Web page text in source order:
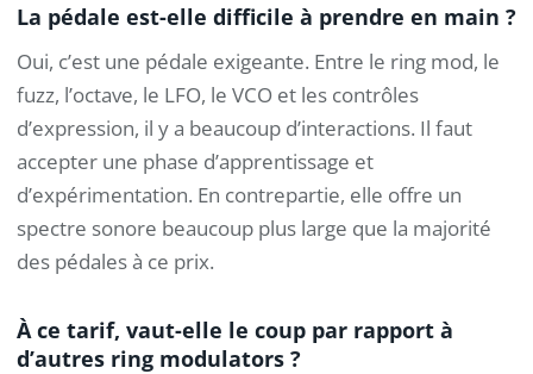
La pédale est-elle difficile à prendre en main ?
Oui, c’est une pédale exigeante. Entre le ring mod, le
fuzz, l’octave, le LFO, le VCO et les contrôles
d’expression, il y a beaucoup d’interactions. Il faut
accepter une phase d’apprentissage et
d’expérimentation. En contrepartie, elle offre un
spectre sonore beaucoup plus large que la majorité
des pédales à ce prix.
À ce tarif, vaut-elle le coup par rapport à
d’autres ring modulators ?